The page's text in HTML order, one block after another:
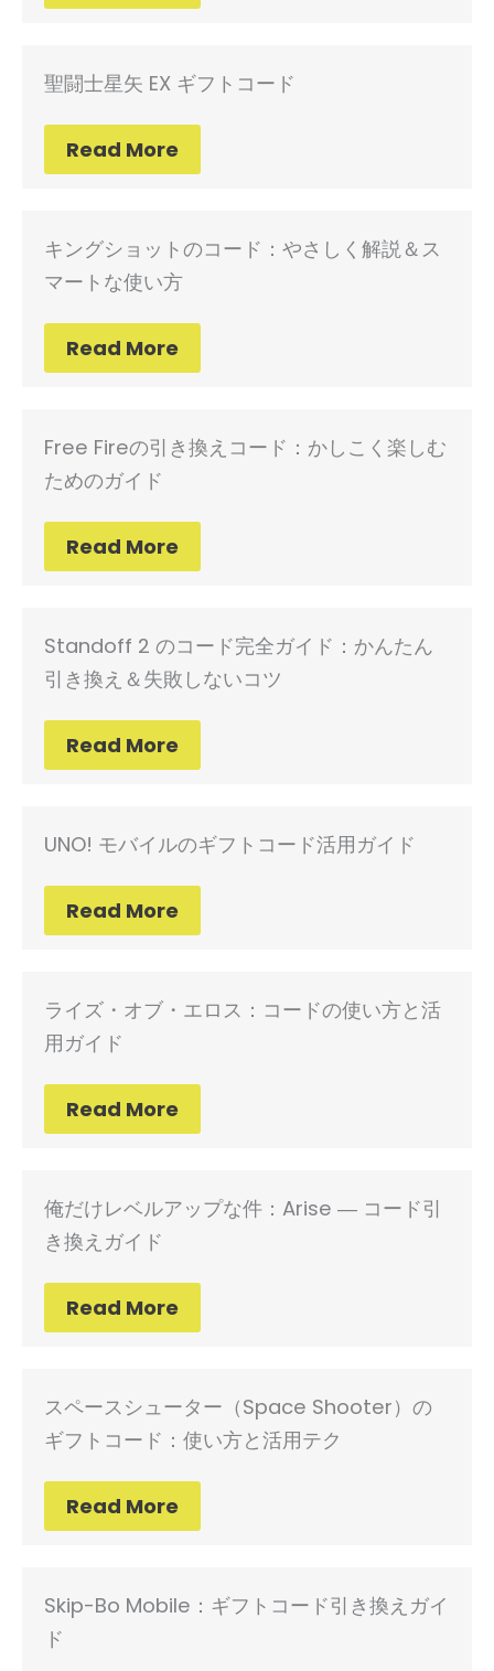
聖闘士星矢 EX ギフトコード
Read More
キングショットのコード：やさしく解説＆ス
マートな使い方
Read More
Free Fireの引き換えコード：かしこく楽しむ
ためのガイド
Read More
Standoff 2 のコード完全ガイド：かんたん
引き換え＆失敗しないコツ
Read More
UNO! モバイルのギフトコード活用ガイド
Read More
ライズ・オブ・エロス：コードの使い方と活
用ガイド
Read More
俺だけレベルアップな件：Arise ― コード引
き換えガイド
Read More
スペースシューター（Space Shooter）の
ギフトコード：使い方と活用テク
Read More
Skip-Bo Mobile：ギフトコード引き換えガイ
ド